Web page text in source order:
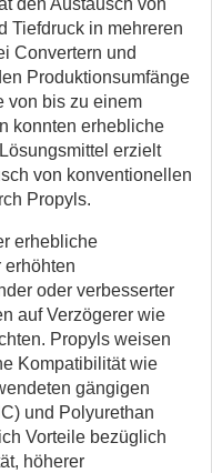
den Austausch von
Tiefdruck in mehreren
Convertern und
Produktionsumfänge
von bis zu einem
konnten erhebliche
erzielt
von konventionellen
Propyls.
erhebliche
erhöhten
oder verbesserter
auf Verzögerer wie
Propyls weisen
Kompatibilität wie
gängigen
und Polyurethan
Vorteile bezüglich
höherer